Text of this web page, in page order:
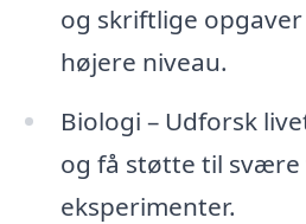
og skriftlige
højere niveau.
Biologi – Udforsk
og få støtte til
eksperimenter.